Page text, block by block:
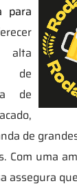
para
alta
de
de
de
Com uma
assegura